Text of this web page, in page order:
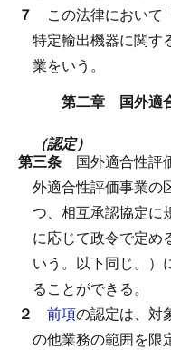
７ この法律において
特定輸出機器に関す
業をいう。
第二章 国外適
（認定）
第三条 国外適合性評
外適合性評価事業の
つ、相互承認協定に
に応じて政令で定め
いう。以下同じ。）
ることができる。
２ 前項の認定は、対
の他業務の範囲を限